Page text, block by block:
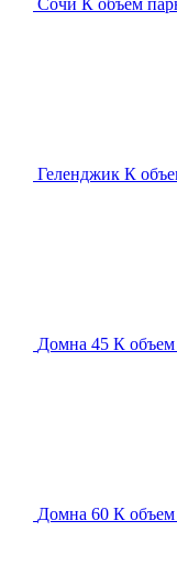
Сочи К объем
Геленджик К
Домна 45 К
Домна 60 К